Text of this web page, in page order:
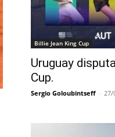
Billie Jean King Cup
Uruguay
Cup.
Sergio Goloubintseff - 27/